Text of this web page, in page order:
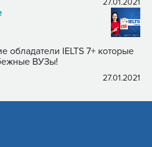
IELTS 7+ которые
ВУЗы!
27.01.2021